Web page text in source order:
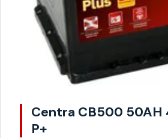
Centra CB500 50AH
P+